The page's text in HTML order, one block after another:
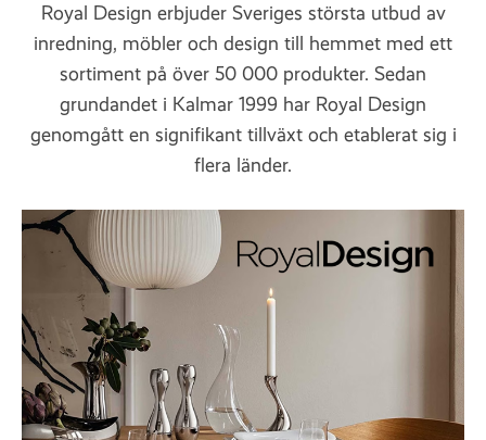
Royal Design erbjuder Sveriges största utbud av
inredning, möbler och design till hemmet med ett
sortiment på över 50 000 produkter. Sedan
grundandet i Kalmar 1999 har Royal Design
genomgått en signifikant tillväxt och etablerat sig i
flera länder.